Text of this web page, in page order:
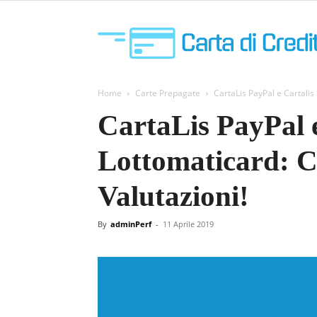
Home Carte Prepagate CartaLis PayPal e
CartaLis PayPal
Lottomaticard:
Valutazioni!
By adminPerf - 11 Aprile 2019